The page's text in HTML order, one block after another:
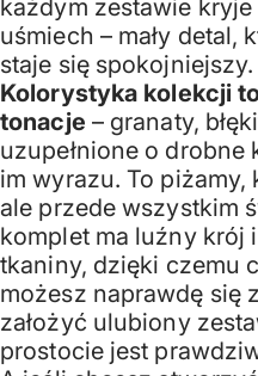
każdym zestawie
uśmiech – mały detal,
staje się spokojniejszy.
Kolorystyka kolekcji
tonacje – granaty,
uzupełnione o drobne
im wyrazu. To
ale przede wszystkim
komplet ma luźny krój
tkaniny, dzięki czemu
możesz naprawdę się
założyć ulubiony
prostocie jest